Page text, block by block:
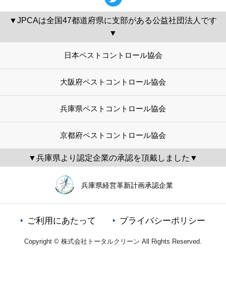
▼JPCAは全国47都道府県に支部がある公益社団法人です
▼
日本ペストコントロール協会
大阪府ペストコントロール協会
兵庫県ペストコントロール協会
京都府ペストコントロール協会
▼兵庫県より認定企業の承認を頂戴しました▼
兵庫県経営革新計画承認企業
ご利用にあたって プライバシーポリシー
Copyright © 株式会社トータルクリーン All Rights Reserved.